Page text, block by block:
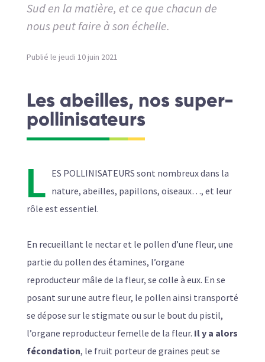
Sud en la matière, et ce que chacun de
nous peut faire à son échelle.
Publié le jeudi 10 juin 2021
Les abeilles, nos super-
pollinisateurs
L ES POLLINISATEURS sont nombreux dans la
nature, abeilles, papillons, oiseaux…, et leur
rôle est essentiel.
En recueillant le nectar et le pollen d’une fleur, une
partie du pollen des étamines, l’organe
reproducteur mâle de la fleur, se colle à eux. En se
posant sur une autre fleur, le pollen ainsi transporté
se dépose sur le stigmate ou sur le bout du pistil,
l’organe reproducteur femelle de la fleur. Il y a alors
fécondation, le fruit porteur de graines peut se